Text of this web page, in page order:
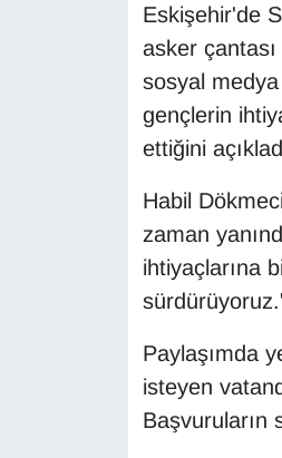
Eskişehir'de
asker
sosyal medya
gençlerin
ettiğini
Habil
zaman
ihtiyaçlarına
Paylaşımda
isteyen
Başvuruların